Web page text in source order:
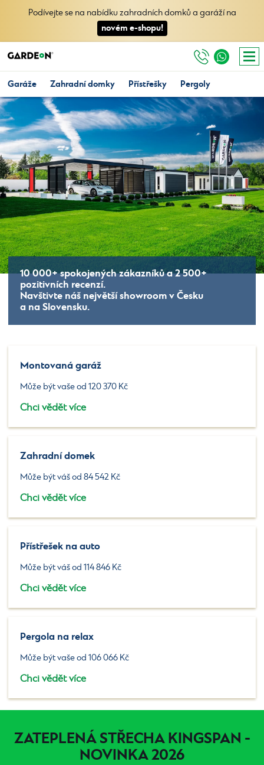
Podívejte se na nabídku zahradních domků a garáží na
novém e-shopu!
Garáže Zahradní domky Přístřešky Pergoly
10 000+spokojených zákazníků a2 500+
pozitivních recenzí.
Navštivte náš největší showroom v Česku
a na Slovensku.
Montovaná garáž
Může být vaše od 120 370 Kč
Chci vědět více
Zahradní domek
Může být váš od 84 542 Kč
Chci vědět více
Přístřešek na auto
Může být váš od 114 846 Kč
Chci vědět více
Pergola na relax
Může být vaše od 106 066 Kč
Chci vědět více
ZATEPLENÁ STŘECHA KINGSPAN -
NOVINKA 2026